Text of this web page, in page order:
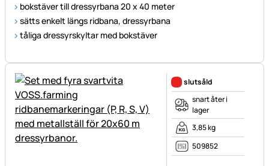
bokstäver till dressyrbana 20 x 40 meter
sätts enkelt längs ridbana, dressyrbana
tåliga dressyrskyltar med bokstäver
slutsåld
snart åter i
lager
3,85 kg
509852